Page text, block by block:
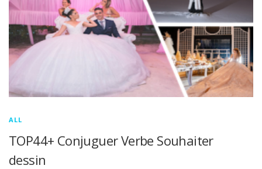
ALL
TOP44+ Conjuguer Verbe Souhaiter
dessin